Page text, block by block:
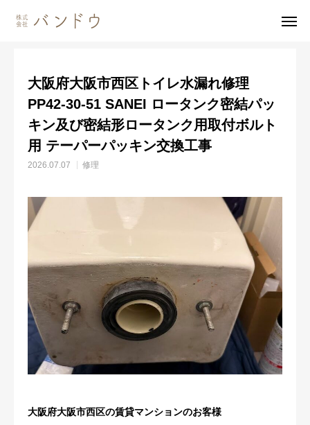
施工事例 修理 大阪府大阪市西区トイレ水漏れ修理PP42-30-51 SANEI ロータンク密結パッキン及び密結形ロータンク用取付ボルト用 テーパーパッキン交換工事
大阪府大阪市西区トイレ水漏れ修理
PP42-30-51 SANEI ロータンク密結パッ
キン及び密結形ロータンク用取付ボルト
用 テーパーパッキン交換工事
2026.07.07 修理
大阪府大阪市西区の賃貸マンションのお客様
無料見積・ お問い合わせ
施工風景 友達追加
事業内容
会社案内
事業内容
施工事例
商品紹介
修理・配管洗浄
おすすめ商品
お問い合わせ